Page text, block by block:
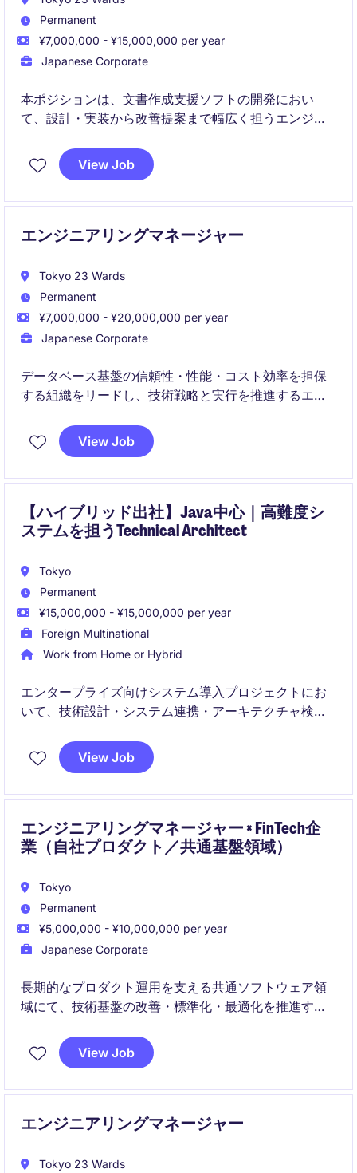
Permanent
¥7,000,000 - ¥15,000,000 per year
Japanese Corporate
本ポジションは、文書作成支援ソフトの開発におい
て、設計・実装から改善提案まで幅広く担うエンジニ
エディタの機能開発と品質向上を推進します。
View Job
エンジニアリングマネージャー
Tokyo 23 Wards
Permanent
¥7,000,000 - ¥20,000,000 per year
Japanese Corporate
データベース基盤の信頼性・性能・コスト効率を担保
する組織をリードし、技術戦略と実行を推進するエン
チームマネジメントや重要プロジェクト（移行・最適
化）を牽引し、事業の成長を支えるインフラ基盤を強
View Job
【ハイブリッド出社】Java中心｜高難度シ
ステムを担うTechnical Architect
Tokyo
Permanent
¥15,000,000 - ¥15,000,000 per year
Foreign Multinational
Work from Home or Hybrid
エンタープライズ向けシステム導入プロジェクトにお
いて、技術設計・システム連携・アーキテクチャ検討
Javaを中心とした強い技術バックグラウンドを活か
View Job
エンジニアリングマネージャー × FinTech企
業（自社プロダクト／共通基盤領域）
Tokyo
Permanent
¥5,000,000 - ¥10,000,000 per year
Japanese Corporate
長期的なプロダクト運用を支える共通ソフトウェア領
域にて、技術基盤の改善・標準化・最適化を推進する
複数プロダクト・複数部門を横断しながら、チーム戦
View Job
エンジニアリングマネージャー
Tokyo 23 Wards